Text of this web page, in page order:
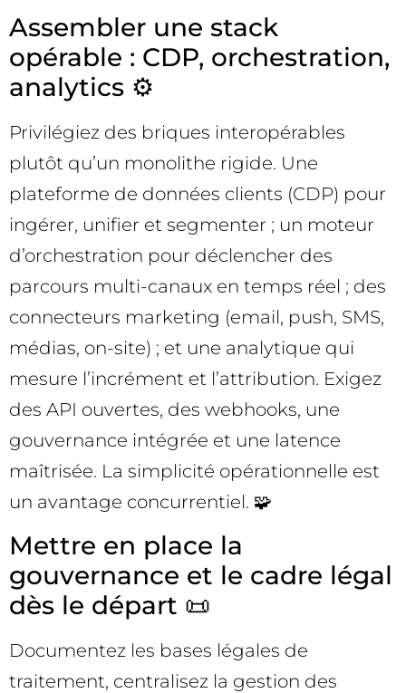
Assembler une stack
opérable : CDP, orchestration,
analytics ⚙️
Privilégiez des briques interopérables
plutôt qu’un monolithe rigide. Une
plateforme de données clients (CDP) pour
ingérer, unifier et segmenter ; un moteur
d’orchestration pour déclencher des
parcours multi-canaux en temps réel ; des
connecteurs marketing (email, push, SMS,
médias, on-site) ; et une analytique qui
mesure l’incrément et l’attribution. Exigez
des API ouvertes, des webhooks, une
gouvernance intégrée et une latence
maîtrisée. La simplicité opérationnelle est
un avantage concurrentiel. 🧩
Mettre en place la
gouvernance et le cadre légal
dès le départ 📜
Documentez les bases légales de
traitement, centralisez la gestion des